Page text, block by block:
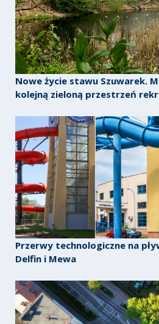
Nowe życie stawu Szuwarek.
kolejną zieloną przestrzeń
Przerwy technologiczne na
Delfin i Mewa